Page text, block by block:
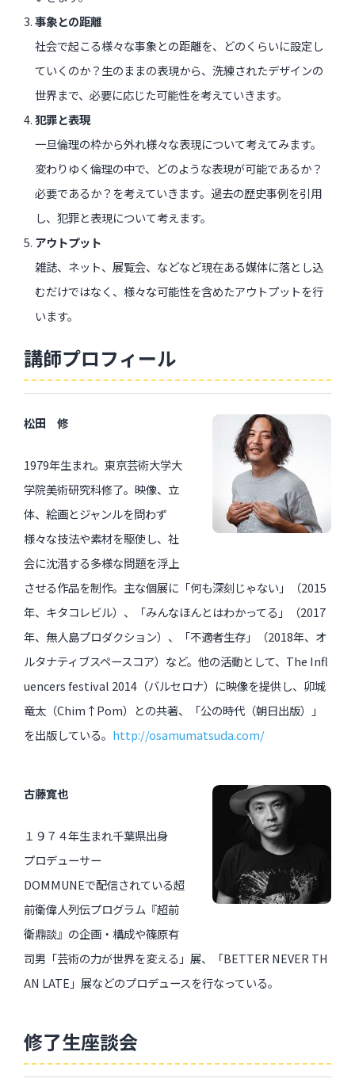
事象との距離
社会で起こる様々な事象との距離を、どのくらいに設定し
ていくのか？生のままの表現から、洗練されたデザインの
世界まで、必要に応じた可能性を考えていきます。
犯罪と表現
一旦倫理の枠から外れ様々な表現について考えてみます。
変わりゆく倫理の中で、どのような表現が可能であるか？
必要であるか？を考えていきます。過去の歴史事例を引用
し、犯罪と表現について考えます。
アウトプット
雑誌、ネット、展覧会、などなど現在ある媒体に落とし込
むだけではなく、様々な可能性を含めたアウトプットを行
います。
講師プロフィール
松田 修
1979年生まれ。東京芸術大学大
学院美術研究科修了。映像、立
体、絵画とジャンルを問わず
様々な技法や素材を駆使し、社
会に沈潜する多様な問題を浮上
させる作品を制作。主な個展に「何も深刻じゃない」（2015
年、キタコレビル）、「みんなほんとはわかってる」（2017
年、無人島プロダクション）、「不適者生存」（2018年、オ
ルタナティブスペースコア）など。他の活動として、The Infl
uencers festival 2014（バルセロナ）に映像を提供し、卯城
竜太（Chim↑Pom）との共著、「公の時代（朝日出版）」
を出版している。 http://osamumatsuda.com/
古藤寛也
１９７４年生まれ千葉県出身
プロデューサー
DOMMUNEで配信されている超
前衛偉人列伝プログラム『超前
衛鼎談』の企画・構成や篠原有
司男「芸術の力が世界を変える」展、「BETTER NEVER TH
AN LATE」展などのプロデュースを行なっている。
修了生座談会